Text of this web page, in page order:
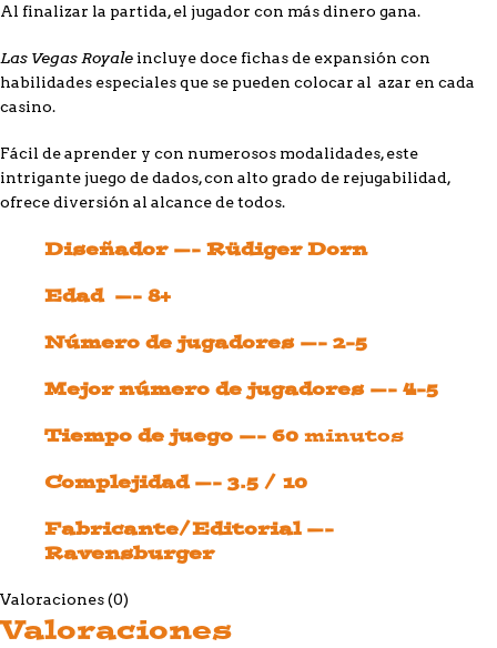
Al finalizar la partida, el jugador con más dinero gana.
Las Vegas Royale incluye doce fichas de expansión con
habilidades especiales que se pueden colocar al azar en cada
casino.
Fácil de aprender y con numerosos modalidades, este
intrigante juego de dados, con alto grado de rejugabilidad,
ofrece diversión al alcance de todos.
Diseñador —- Rüdiger Dorn
Edad —- 8+
Número de jugadores —- 2-5
Mejor número de jugadores —- 4-5
Tiempo de juego —- 60 minutos
Complejidad —- 3.5 / 10
Fabricante/Editorial —-
Ravensburger
Valoraciones (0)
Valoraciones